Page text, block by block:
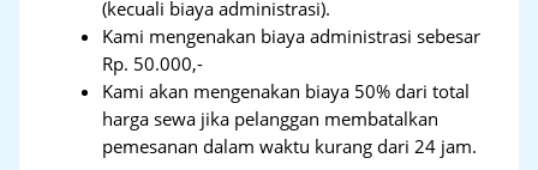
(kecuali biaya administrasi).
Kami mengenakan biaya administrasi sebesar
Rp. 50.000,-
Kami akan mengenakan biaya 50% dari total
harga sewa jika pelanggan membatalkan
pemesanan dalam waktu kurang dari 24 jam.